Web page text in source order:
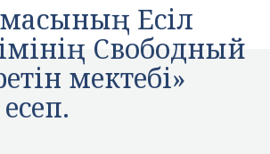
Есіл
Свободный
мектебі»